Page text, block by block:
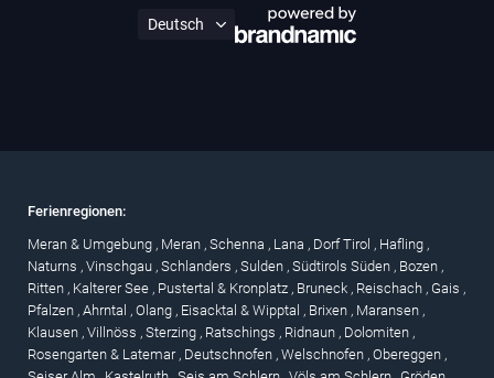
Ferienregionen:
Meran & Umgebung , Meran , Schenna , Lana , Dorf Tirol , Hafling ,
Naturns , Vinschgau , Schlanders , Sulden , Südtirols Süden , Bozen ,
Ritten , Kalterer See , Pustertal & Kronplatz , Bruneck , Reischach , Gais ,
Pfalzen , Ahrntal , Olang , Eisacktal & Wipptal , Brixen , Maransen ,
Klausen , Villnöss , Sterzing , Ratschings , Ridnaun , Dolomiten ,
Rosengarten & Latemar , Deutschnofen , Welschnofen , Obereggen ,